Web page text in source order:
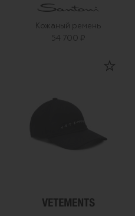
Кожаный ремень
54 700 ₽